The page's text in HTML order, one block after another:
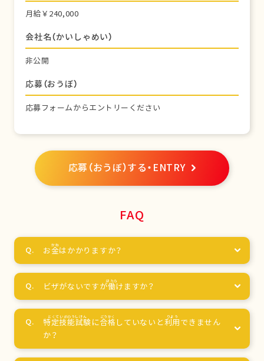
月給￥240,000
会社名（かいしゃめい）
非公開
応募（おうぼ）
応募フォームからエントリーください
応募（おうぼ）する・ENTRY
FAQ
お金はかかりますか？
ビザがないですが働けますか？
特定技能試験に合格 していないと利用 できません
か？